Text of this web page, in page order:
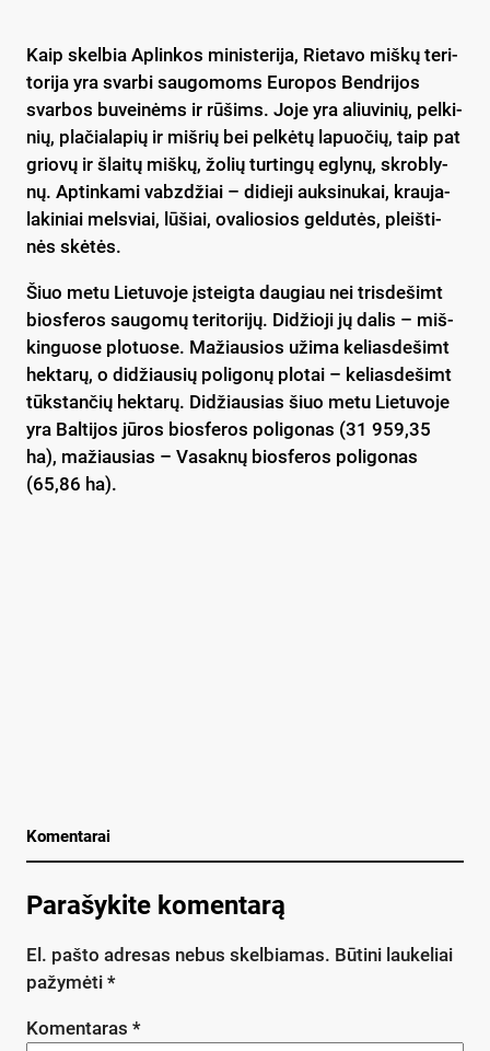
Kaip skel­bia Ap­lin­kos mi­nis­te­ri­ja, Rie­ta­vo miš­kų te­ri­
to­ri­ja yra svar­bi sau­go­moms Eu­ro­pos Bend­ri­jos
svar­bos bu­vei­nėms ir rū­šims. Jo­je yra aliu­vi­nių, pel­ki­
nių, pla­čia­la­pių ir miš­rių bei pel­kė­tų la­puo­čių, taip pat
grio­vų ir šlai­tų miš­kų, žo­lių tur­tin­gų eg­ly­nų, skrob­ly­
nų. Ap­tin­ka­mi vabz­džiai – di­die­ji auk­si­nu­kai, krau­ja­
la­ki­niai mels­viai, lū­šiai, ova­lio­sios gel­du­tės, pleiš­ti­
nės skė­tės.
Šiuo me­tu Lie­tu­vo­je įsteig­ta dau­giau nei tris­de­šimt
bios­fe­ros sau­go­mų te­ri­to­ri­jų. Di­džio­ji jų da­lis – miš­
kin­guo­se plo­tuo­se. Ma­žiau­sios uži­ma ke­lias­de­šimt
hek­ta­rų, o di­džiau­sių po­li­go­nų plo­tai – ke­lias­de­šimt
tūks­tan­čių hek­ta­rų. Di­džiau­sias šiuo me­tu Lie­tu­vo­je
yra Bal­ti­jos jū­ros bios­fe­ros po­li­go­nas (31 959,35
ha), ma­žiau­sias – Va­sak­nų bios­fe­ros po­li­go­nas
(65,86 ha).
Komentarai
Parašykite komentarą
El. pašto adresas nebus skelbiamas. Būtini laukeliai
pažymėti *
Komentaras *